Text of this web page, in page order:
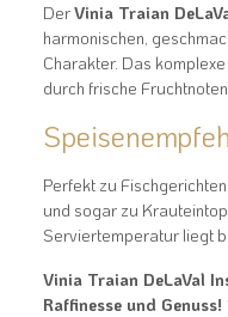
DerVinia Traian
harmonischen,
Charakter. Das
durch frische Fruchtnoten
Perfekt zu
und sogar zu
Serviertemperatur liegt
Vinia Traian DeLaVal
Raffinesse und Genuss!